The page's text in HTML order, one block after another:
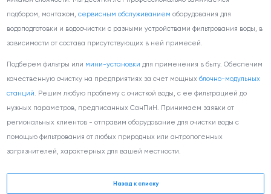
подбором, монтажом,сервисным обслуживанием оборудования для
водоподготовки и водоочистки с разными устройствами фильтрования воды, в
зависимости от состава присутствующих в ней примесей.
Подберем фильтры или мини-установки для применения в быту. Обеспечим
качественную очистку на предприятиях за счет мощныхблочно-модульных
станций. Решим любую проблему с очисткой воды, с ее фильтрацией до
нужных параметров, предписанных СанПиН. Принимаем заявки от
региональных клиентов - отправим оборудование для очистки воды с
помощью фильтрования от любых природных или антропогенных
загрязнителей, характерных для вашей местности.
Назад к списку